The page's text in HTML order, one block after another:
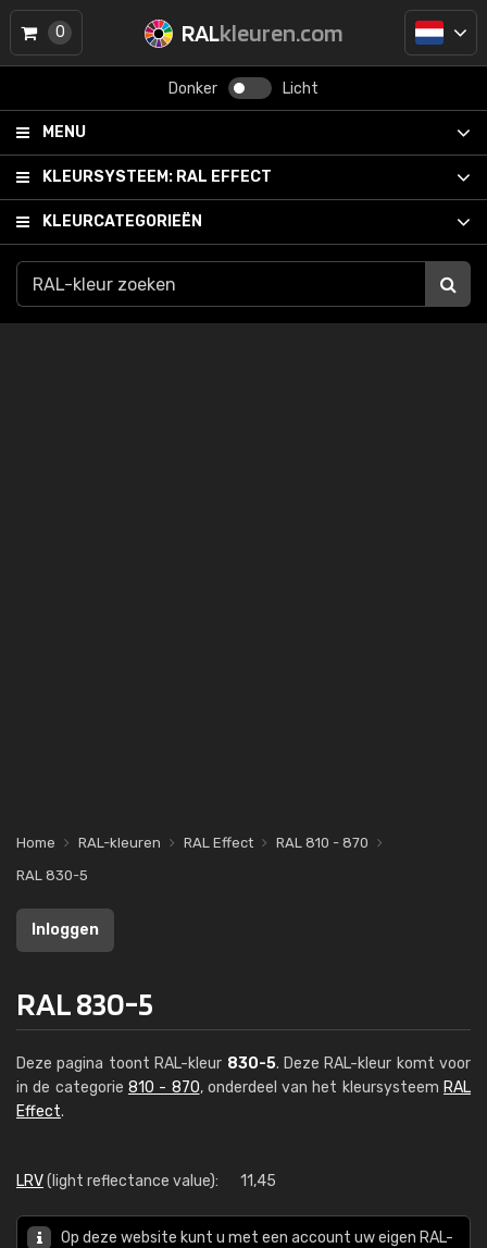
RALkleuren.com
Donker Licht
MENU
KLEURSYSTEEM: RAL EFFECT
KLEURCATEGORIEËN
0
Home RAL-kleuren RAL Effect
RAL 810 - 870
RAL 830-5
Inloggen
RAL 830-5
Deze pagina toont RAL-kleur 830-5. Deze RAL-kleur komt voor
in de categorie 810 - 870, onderdeel van het kleursysteem RAL
Effect.
LRV(light reflectance value): 11,45
Op deze website kunt u met een account uw eigen RAL-